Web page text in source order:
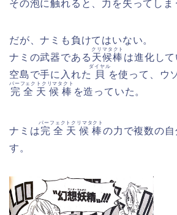
その泡に触れると、力を失ってしま
だが、ナミも負けてはいない。
ナミの武器である 天候棒
クリマタクト
は進化して
空島で手に入れた
貝
ダイヤル
を使って、ウ
完全天候棒
パーフェクトクリマタクト
を造っていた。
ナミは完全天候棒
パーフェクトクリマタクト
の力で複数の
す。